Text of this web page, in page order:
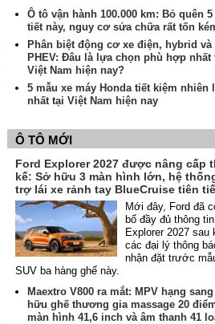
Ô tô vận hành 100.000 km: Bỏ quên
tiết này, nguy cơ sửa chữa rất tốn
Phân biệt động cơ xe điện, hybrid và
PHEV: Đâu là lựa chọn phù hợp nhất
Việt Nam hiện nay?
5 mẫu xe máy Honda tiết kiệm nhiên
nhất tại Việt Nam hiện nay
Ô TÔ MỚI
Ford Explorer 2027 được nâng cấp
kế: Sở hữu 3 màn hình lớn, hệ
trợ lái xe rảnh tay BlueCruise tiên
Mới đây, Ford đã
bố đầy đủ thông
Explorer 2027 sau
các đại lý thông
nhận đặt trước
SUV ba hàng ghế này.
Maextro V800 ra mắt: MPV hạng
hữu ghế thương gia massage 20
màn hình 41,6 inch và âm thanh 41